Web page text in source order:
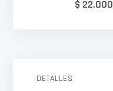
$ 22.000
DETALLES